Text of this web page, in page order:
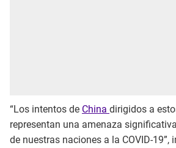
“Los intentos de China dirigidos a
representan una amenaza
de nuestras naciones a la COVID-19”,